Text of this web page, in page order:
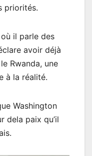
priorités.
il parle des
avoir déjà
Rwanda, une
à la réalité.
Washington
dela paix qu’il